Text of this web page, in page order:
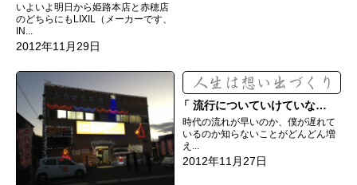
いよいよ明日から姫路本店と赤穂店
のどちらにもLIXIL（メーカーです、
IN...
2012年11月29日
流行についていけていない！？
時代の流れが早いのか、僕が遅れて
いるのか知らないことがどんどん増
え...
2012年11月27日